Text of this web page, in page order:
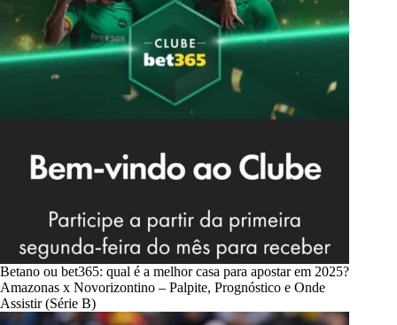
Betano ou bet365: qual é a melhor casa para apostar em 2025?
Amazonas x Novorizontino – Palpite, Prognóstico e Onde
Assistir (Série B)